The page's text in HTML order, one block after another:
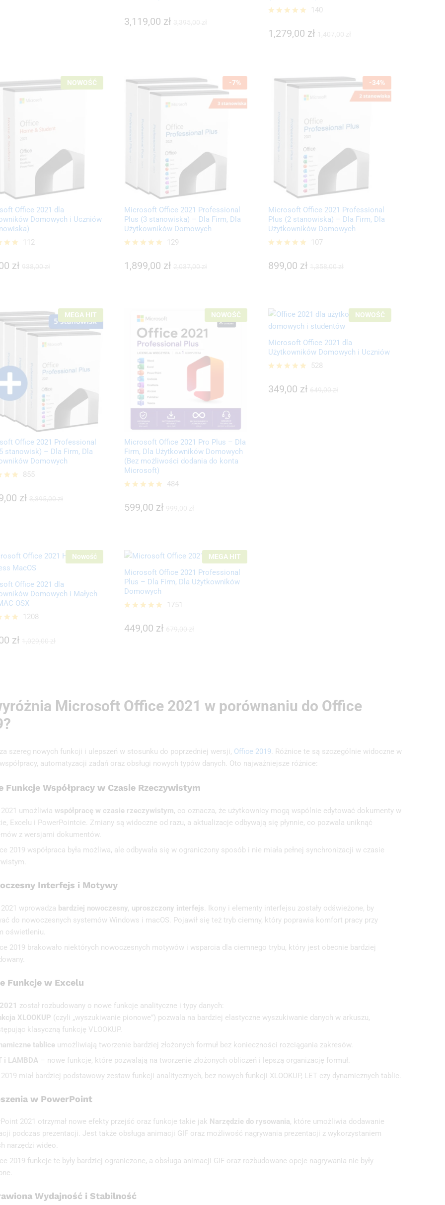
3,119,00 zł
3,119,00 zł
5.00
na 5
140
1,279,00 zł
NOWOŚĆ
Office 2021 dla
Domowych i Uczniów
112
zł
-7%
Microsoft Office 2021 Professional
Plus (3 stanowiska) – Dla Firm, Dla
Użytkowników Domowych
5.00
na 5
129
1,899,00 zł
-34%
Microsoft Office 2021 Professional
Plus (2 stanowiska) – Dla Firm, Dla
Użytkowników Domowych
5.00
na 5
107
899,00 zł
MEGA HIT
Office 2021 Professional
stanowisk) – Dla Firm, Dla
Domowych
855
zł
NOWOŚĆ
Microsoft Office 2021 Pro Plus – Dla
Firm, Dla Użytkowników Domowych
(Bez możliwości dodania do konta
Microsoft)
5.00
na 5
484
599,00 zł
NOWOŚĆ
Microsoft Office 2021 dla
Użytkowników Domowych i Uczniów
5.00
na 5
528
349,00 zł
Nowość
Office 2021 dla
Domowych i Małych
OSX
1208
zł
MEGA HIT
Microsoft Office 2021 Professional
Plus – Dla Firm, Dla Użytkowników
Domowych
5.00
na 5
1751
449,00 zł
Microsoft Office 2021 w porównaniu do Office
szereg nowych funkcji i ulepszeń w stosunku do poprzedniej wersji, Office 2019. Różnice te są szczególnie widoczne w
automatyzacji zadań oraz obsługi nowych typów danych. Oto najważniejsze różnice:
Funkcje Współpracy w Czasie Rzeczywistym
umożliwia współpracę w czasie rzeczywistym, co oznacza, że użytkownicy mogą wspólnie edytować dokumenty w
Excelu i PowerPointcie. Zmiany są widoczne od razu, a aktualizacje odbywają się płynnie, co pozwala uniknąć
z wersjami dokumentów.
2019 współpraca była możliwa, ale odbywała się w ograniczony sposób i nie miała pełnej synchronizacji w czasie
Interfejs i Motywy
wprowadza bardziej nowoczesny, uproszczony interfejs. Ikony i elementy interfejsu zostały odświeżone, by
do nowoczesnych systemów Windows i macOS. Pojawił się też tryb ciemny, który poprawia komfort pracy przy
oświetleniu.
2019 brakowało niektórych nowoczesnych motywów i wsparcia dla ciemnego trybu, który jest obecnie bardziej
Funkcje w Excelu
został rozbudowany o nowe funkcje analityczne i typy danych:
XLOOKUP (czyli „wyszukiwanie pionowe”) pozwala na bardziej elastyczne wyszukiwanie danych w arkuszu,
klasyczną funkcję VLOOKUP.
tablice umożliwiają tworzenie bardziej złożonych formuł bez konieczności rozciągania zakresów.
i LAMBDA – nowe funkcje, które pozwalają na tworzenie złożonych obliczeń i lepszą organizację formuł.
miał bardziej podstawowy zestaw funkcji analitycznych, bez nowych funkcji XLOOKUP, LET czy dynamicznych tablic.
w PowerPoint
2021 otrzymał nowe efekty przejść oraz funkcje takie jak Narzędzie do rysowania, które umożliwia dodawanie
podczas prezentacji. Jest także obsługa animacji GIF oraz możliwość nagrywania prezentacji z wykorzystaniem
narzędzi wideo.
2019 funkcje te były bardziej ograniczone, a obsługa animacji GIF oraz rozbudowane opcje nagrywania nie były
Wydajność i Stabilność